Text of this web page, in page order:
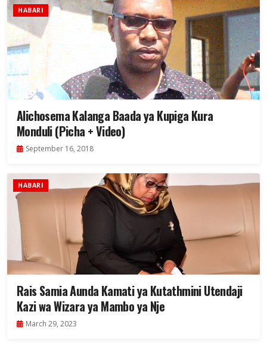
HABARI
Alichosema Kalanga Baada ya Kupiga Kura
Monduli (Picha + Video)
September 16, 2018
HABARI
Rais Samia Aunda Kamati ya Kutathmini Utendaji
Kazi wa Wizara ya Mambo ya Nje
March 29, 2023